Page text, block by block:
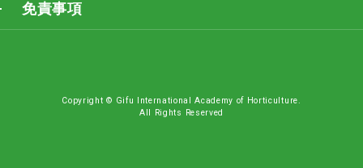
免責事項
Copyright © Gifu International Academy of Horticulture.
All Rights Reserved